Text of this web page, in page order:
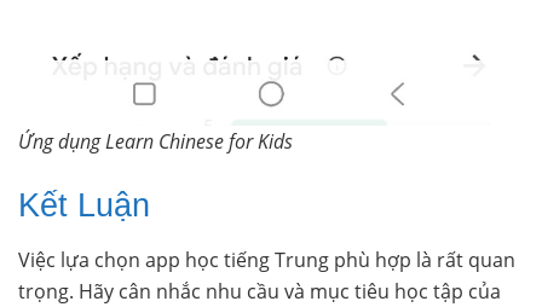
Ứng dụng Learn Chinese for Kids
Kết Luận
Việc lựa chọn app học tiếng Trung phù hợp là rất quan
trọng. Hãy cân nhắc nhu cầu và mục tiêu học tập của